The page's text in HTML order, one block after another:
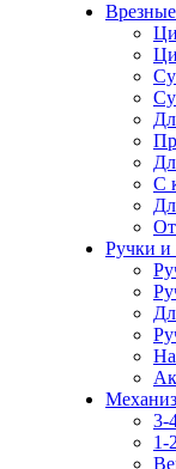
С
Ручки
3-
1-